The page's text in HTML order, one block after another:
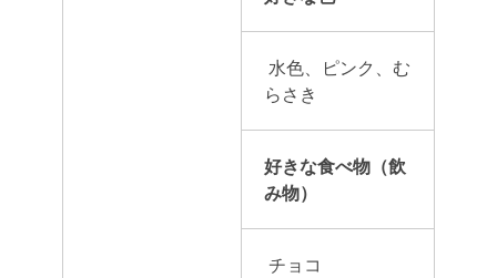
水色、ピンク、む
らさき
好きな食べ物（飲
み物）
チョコ